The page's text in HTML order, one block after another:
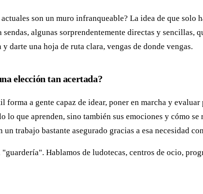
son un muro infranqueable? La idea de que
algunas sorprendentemente directas y sencillas,
darte una hoja de ruta clara, vengas de donde vengas.
elección tan acertada?
a gente capaz de idear, poner en marcha y
que aprenden, sino también sus emociones y cómo
trabajo bastante asegurado gracias a esa necesidad
Hablamos de ludotecas, centros de ocio,